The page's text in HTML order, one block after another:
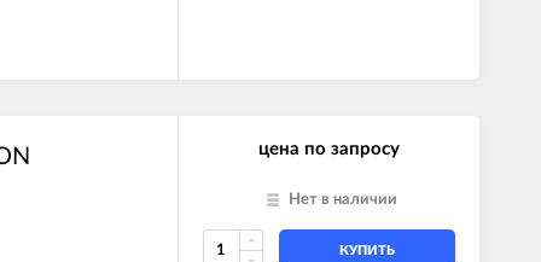
цена по запросу
Нет в наличии
КУПИТЬ